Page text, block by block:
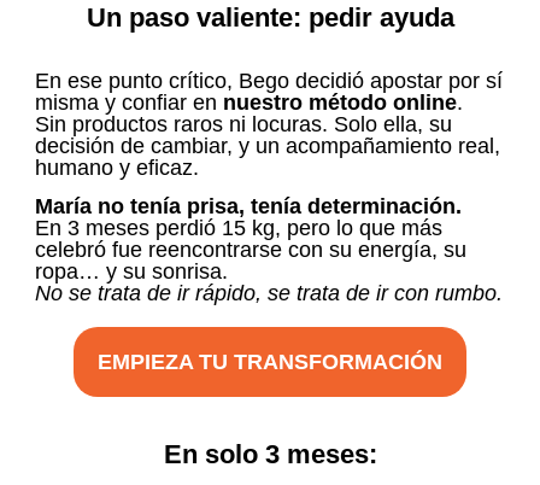
Un paso valiente: pedir ayuda
En ese punto crítico, Bego decidió apostar por sí
misma y confiar en nuestro método online.
Sin productos raros ni locuras. Solo ella, su
decisión de cambiar, y un acompañamiento real,
humano y eficaz.
María no tenía prisa, tenía determinación.
En 3 meses perdió 15 kg, pero lo que más
celebró fue reencontrarse con su energía, su
ropa… y su sonrisa.
No se trata de ir rápido, se trata de ir con rumbo.
EMPIEZA TU TRANSFORMACIÓN
En solo 3 meses: